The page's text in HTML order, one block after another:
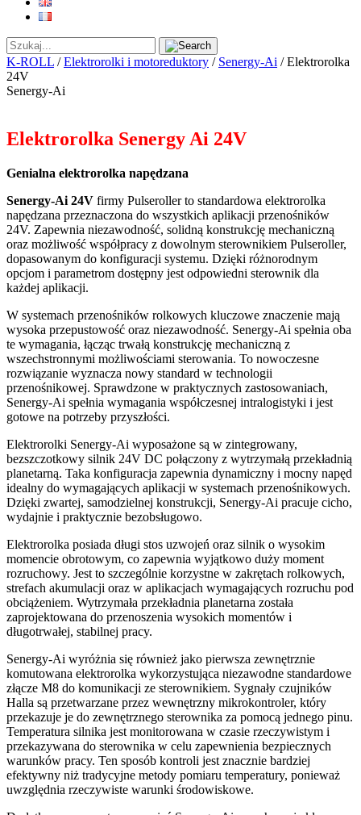
K-ROLL /Elektrorolki i motoreduktory / Senergy-Ai /Elektrorolka
24V
Senergy-Ai
Elektrorolka Senergy Ai 24V
Genialna elektrorolka napędzana
Senergy-Ai 24V firmy Pulseroller to standardowa elektrorolka
napędzana przeznaczona do wszystkich aplikacji przenośników
24V. Zapewnia niezawodność, solidną konstrukcję mechaniczną
oraz możliwość współpracy z dowolnym sterownikiem Pulseroller,
dopasowanym do konfiguracji systemu. Dzięki różnorodnym
opcjom i parametrom dostępny jest odpowiedni sterownik dla
każdej aplikacji.
W systemach przenośników rolkowych kluczowe znaczenie mają
wysoka przepustowość oraz niezawodność. Senergy-Ai spełnia oba
te wymagania, łącząc trwałą konstrukcję mechaniczną z
wszechstronnymi możliwościami sterowania. To nowoczesne
rozwiązanie wyznacza nowy standard w technologii
przenośnikowej. Sprawdzone w praktycznych zastosowaniach,
Senergy-Ai spełnia wymagania współczesnej intralogistyki i jest
gotowe na potrzeby przyszłości.
Elektrorolki Senergy-Ai wyposażone są w zintegrowany,
bezszczotkowy silnik 24V DC połączony z wytrzymałą przekładnią
planetarną. Taka konfiguracja zapewnia dynamiczny i mocny napęd
idealny do wymagających aplikacji w systemach przenośnikowych.
Dzięki zwartej, samodzielnej konstrukcji, Senergy-Ai pracuje cicho,
wydajnie i praktycznie bezobsługowo.
Elektrorolka posiada długi stos uzwojeń oraz silnik o wysokim
momencie obrotowym, co zapewnia wyjątkowo duży moment
rozruchowy. Jest to szczególnie korzystne w zakrętach rolkowych,
strefach akumulacji oraz w aplikacjach wymagających rozruchu pod
obciążeniem. Wytrzymała przekładnia planetarna została
zaprojektowana do przenoszenia wysokich momentów i
długotrwałej, stabilnej pracy.
Senergy-Ai wyróżnia się również jako pierwsza zewnętrznie
komutowana elektrorolka wykorzystująca niezawodne standardowe
złącze M8 do komunikacji ze sterownikiem. Sygnały czujników
Halla są przetwarzane przez wewnętrzny mikrokontroler, który
przekazuje je do zewnętrznego sterownika za pomocą jednego pinu.
Temperatura silnika jest monitorowana w czasie rzeczywistym i
przekazywana do sterownika w celu zapewnienia bezpiecznych
warunków pracy. Ten sposób kontroli jest znacznie bardziej
efektywny niż tradycyjne metody pomiaru temperatury, ponieważ
uwzględnia rzeczywiste warunki środowiskowe.